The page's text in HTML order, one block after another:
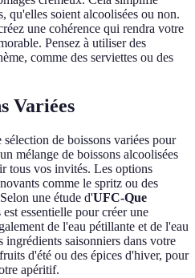
qu'elles soient alcoolisées ou non.
une cohérence qui rendra votre
Pensez à utiliser des
comme des serviettes ou des
Variées
de boissons variées pour
mélange de boissons alcoolisées
tous vos invités. Les options
comme le spritz ou des
une étude d'UFC-Que
essentielle pour créer une
de l'eau pétillante et de l'eau
ingrédients saisonniers dans votre
d'été ou des épices d'hiver, pour
apéritif.